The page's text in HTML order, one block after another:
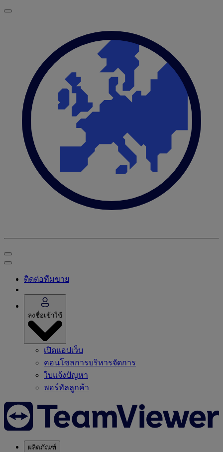
ติดต่อทีมขาย
ลงชื่อเข้าใช้
เปิดแอปเว็บ
คอนโซลการบริหารจัดการ
ใบแจ้งปัญหา
พอร์ทัลลูกค้า
ผลิตภัณฑ์